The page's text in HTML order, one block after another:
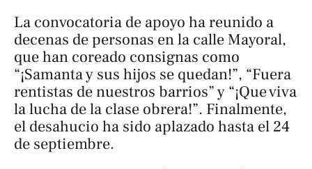
La convocatoria de apoyo ha reunido a
decenas de personas en la calle Mayoral,
que han coreado consignas como
“¡Samanta y sus hijos se quedan!”, “Fuera
rentistas de nuestros barrios” y “¡Que viva
la lucha de la clase obrera!”. Finalmente,
el desahucio ha sido aplazado hasta el 24
de septiembre.